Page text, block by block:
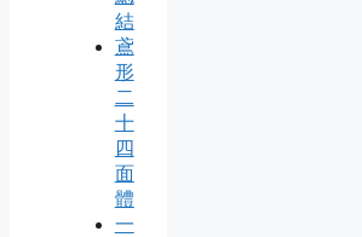
結
鳶
形
二
十
四
面
體
一